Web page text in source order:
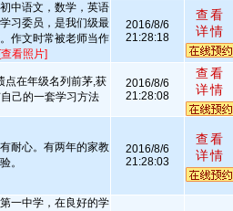
中语文，数学，英语
习委员，是我们级最
作文时常被老师当作
[查看照片]
2016/8/6
21:28:18
查看
详情
点在年级名列前茅,获
己的一套学习方法
2016/8/6
21:28:08
查看
详情
耐心。有两年的家教
。
2016/8/6
21:28:03
查看
详情
一中学，在良好的学